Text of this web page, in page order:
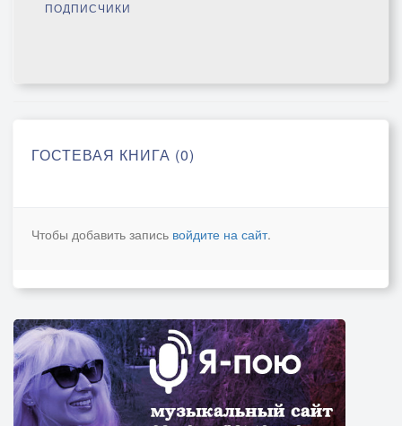
ПОДПИСЧИКИ
ГОСТЕВАЯ КНИГА (0)
Чтобы добавить запись войдите на сайт.